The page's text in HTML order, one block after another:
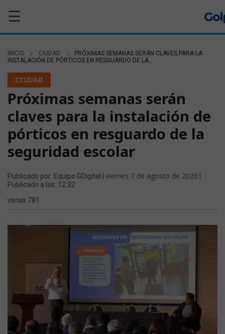
☰
INICIO CIUDAD
PRÓXIMAS SEMANAS SERÁN CLAVES PARA LA
INSTALACIÓN DE PÓRTICOS EN RESGUARDO DE LA...
CIUDAD
Próximas semanas serán
claves para la instalación de
pórticos en resguardo de la
seguridad escolar
Publicado por: Equipo GDigital | viernes 7 de agosto de 2026
Publicado a las: 12:32
vistas 781